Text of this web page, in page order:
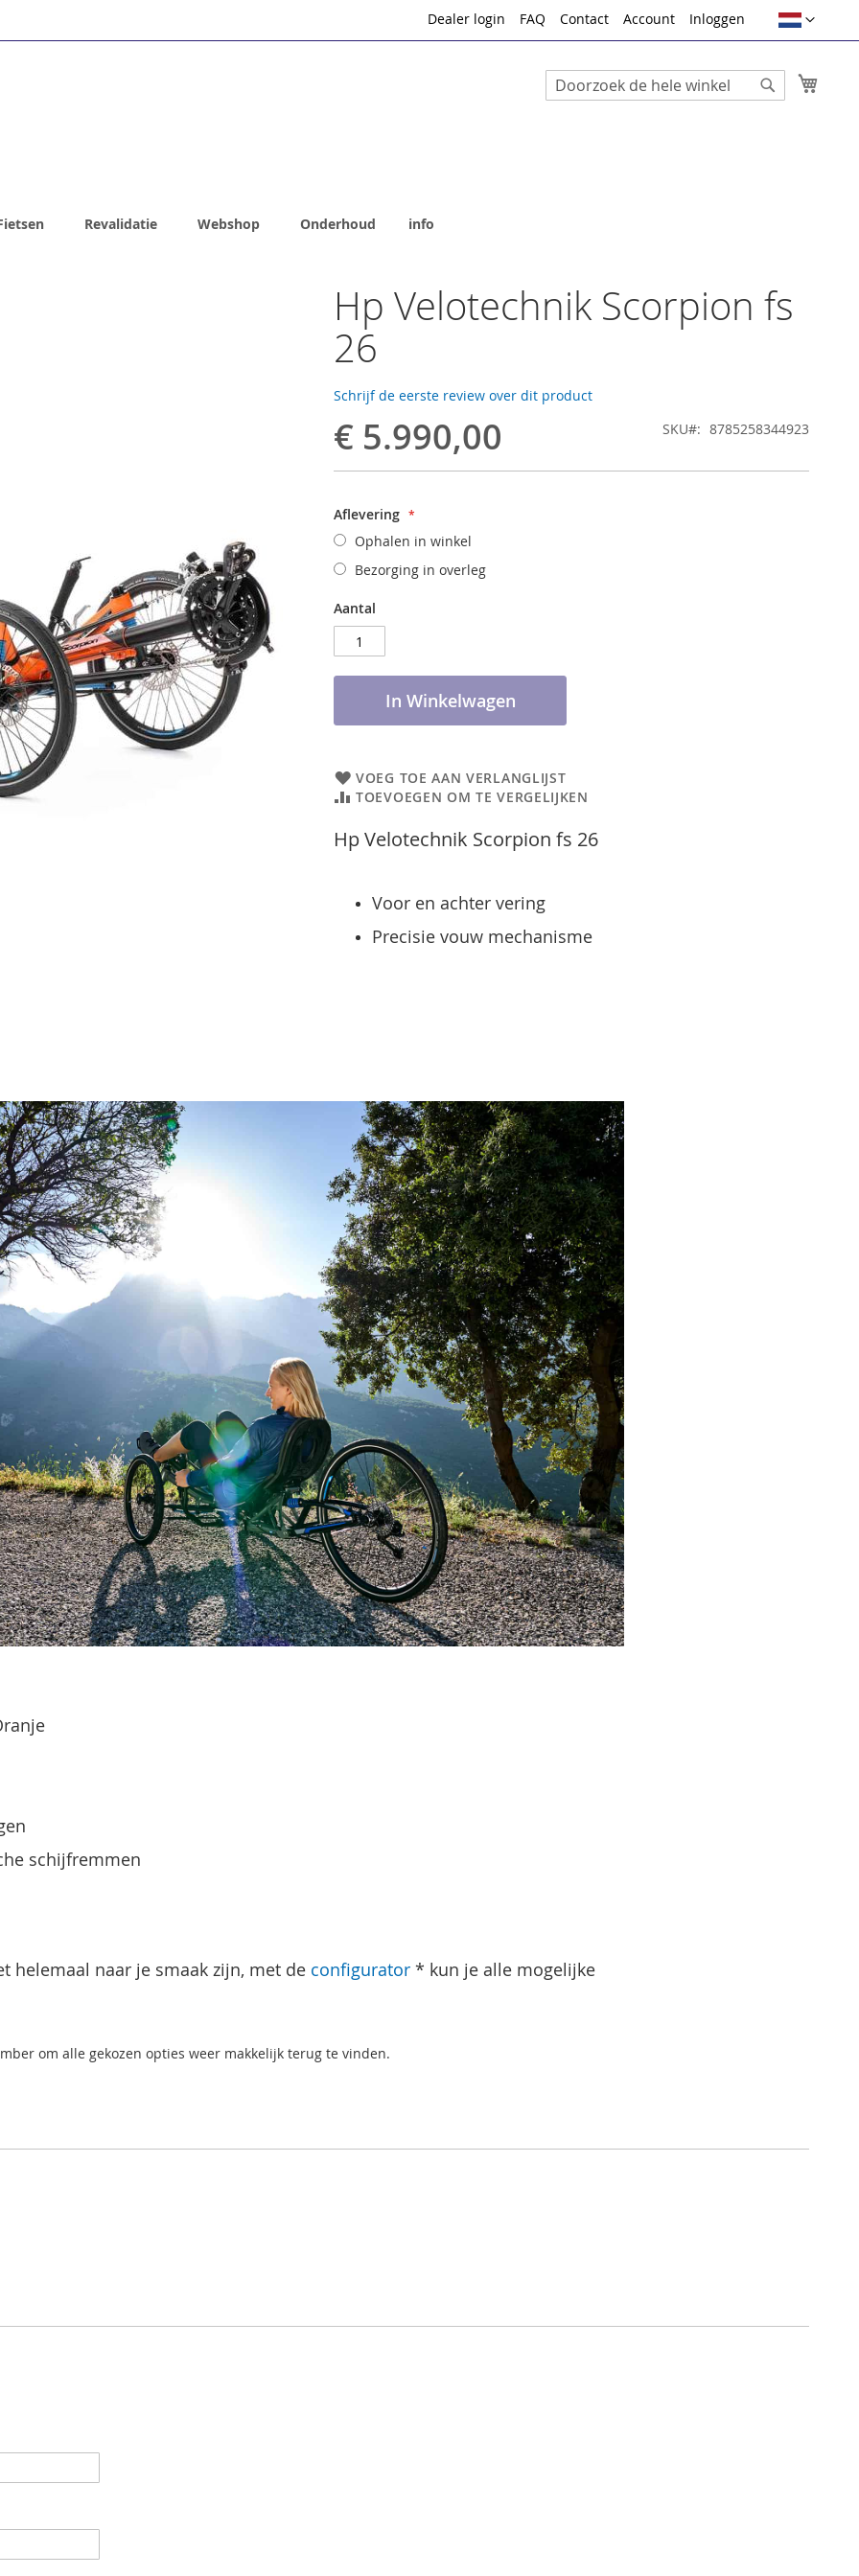
Taal
Dealer login FAQ Contact Account Inloggen
Search
Revalidatie Webshop Onderhoud info
Hp Velotechnik Scorpion fs
26
Schrijf de eerste review over dit product
€ 5.990,00 SKU 8785258344923
Aflevering
Ophalen in winkel
Bezorging in overleg
Aantal
In Winkelwagen
VOEG TOE AAN VERLANGLIJST
TOEVOEGEN OM TE VERGELIJKEN
Hp Velotechnik Scorpion fs 26
Voor en achter vering
Precisie vouw mechanisme
schijfremmen
helemaal naar je smaak zijn, met de configurator * kun je alle mogelijke
om alle gekozen opties weer makkelijk terug te vinden.